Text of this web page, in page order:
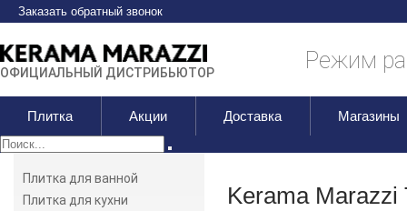
Заказать обратный звонок
ОФИЦИАЛЬНЫЙ ДИСТРИБЬЮТОР Режим
Плитка Акции Доставка Магазины
Плитка для ванной
Плитка для кухни
Kerama Marazzi